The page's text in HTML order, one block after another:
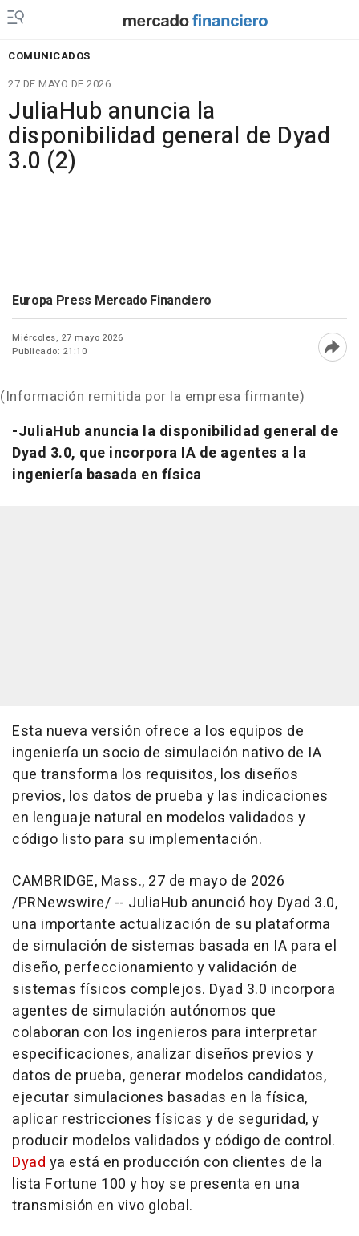
COMUNICADOS
27 DE MAYO DE 2026
JuliaHub anuncia la
disponibilidad general de Dyad
3.0 (2)
Europa Press Mercado Financiero
Miércoles, 27 mayo 2026
Publicado: 21:10
(Información remitida por la empresa firmante)
-JuliaHub anuncia la disponibilidad general de
Dyad 3.0, que incorpora IA de agentes a la
ingeniería basada en física
Esta nueva versión ofrece a los equipos de
ingeniería un socio de simulación nativo de IA
que transforma los requisitos, los diseños
previos, los datos de prueba y las indicaciones
en lenguaje natural en modelos validados y
código listo para su implementación.
CAMBRIDGE, Mass., 27 de mayo de 2026
/PRNewswire/ -- JuliaHub anunció hoy Dyad 3.0,
una importante actualización de su plataforma
de simulación de sistemas basada en IA para el
diseño, perfeccionamiento y validación de
sistemas físicos complejos. Dyad 3.0 incorpora
agentes de simulación autónomos que
colaboran con los ingenieros para interpretar
especificaciones, analizar diseños previos y
datos de prueba, generar modelos candidatos,
ejecutar simulaciones basadas en la física,
aplicar restricciones físicas y de seguridad, y
producir modelos validados y código de control.
Dyad ya está en producción con clientes de la
lista Fortune 100 y hoy se presenta en una
transmisión en vivo global.